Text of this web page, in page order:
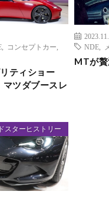
コンセプトカー
ティショー
マツダブースレ
NDE
MTが
スターヒストリー